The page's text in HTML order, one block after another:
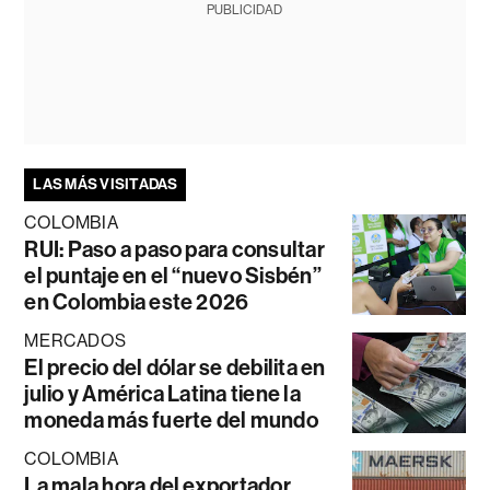
PUBLICIDAD
LAS MÁS VISITADAS
COLOMBIA
RUI: Paso a paso para consultar
el puntaje en el “nuevo Sisbén”
en Colombia este 2026
MERCADOS
El precio del dólar se debilita en
julio y América Latina tiene la
moneda más fuerte del mundo
COLOMBIA